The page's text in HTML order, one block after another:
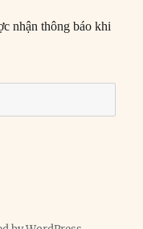
nhận thông báo khi